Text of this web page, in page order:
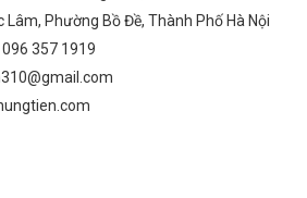
Phường Bồ Đề, Thành Phố Hà Nội
357 1919